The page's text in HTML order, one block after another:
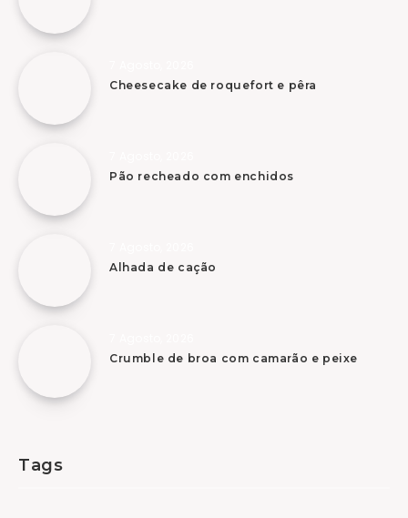
Cheesecake de roquefort e pêra
Pão recheado com enchidos
Alhada de cação
Crumble de broa com camarão e peixe
Tags